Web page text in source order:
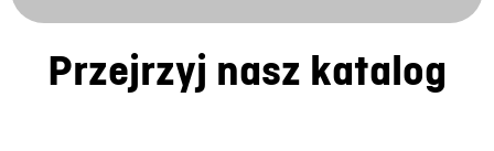
Przejrzyj nasz katalog